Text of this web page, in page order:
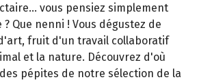
vous pensiez simplement
Que nenni ! Vous dégustez de
fruit d'un travail collaboratif
et la nature. Découvrez d'où
pépites de notre sélection de la